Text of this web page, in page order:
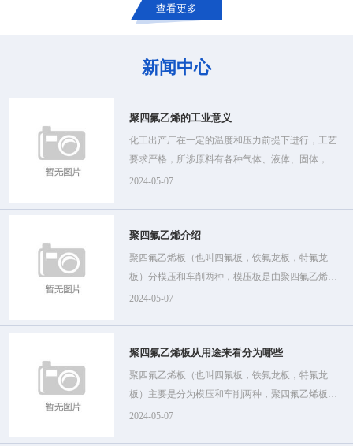
查看更多
新闻中心
聚四氟乙烯的工业意义
化工出产厂在一定的温度和压力前提下进行，工艺
要求严格，所涉原料有各种气体、液体、固体，物
性千差万别，需要各种类型的出产设备。
2024-05-07
聚四氟乙烯介绍
聚四氟乙烯板（也叫四氟板，铁氟龙板，特氟龙
板）分模压和车削两种，模压板是由聚四氟乙烯树
脂在常温下用模压法成型，再经烧结、冷却而制
2024-05-07
聚四氟乙烯板从用途来看分为哪些
聚四氟乙烯板（也叫四氟板，铁氟龙板，特氟龙
板）主要是分为模压和车削两种，聚四氟乙烯板模
压板是由聚四氟乙烯树脂在常温下用模压法成型，
2024-05-07